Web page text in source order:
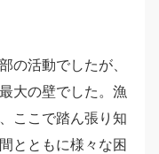
の活動でしたが、
大の壁でした。漁
ここで踏ん張り知
とともに様々な困